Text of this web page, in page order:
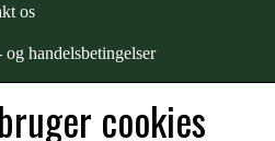
os
og handelsbetingelser
login cookies